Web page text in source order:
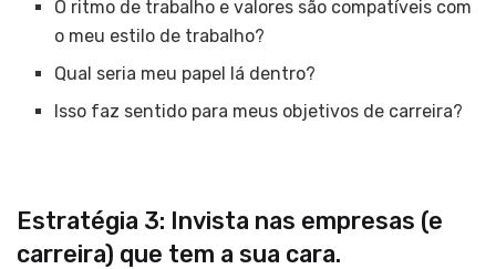
O ritmo de trabalho e valores são compatíveis com
o meu estilo de trabalho?
Qual seria meu papel lá dentro?
Isso faz sentido para meus objetivos de carreira?
Estratégia 3: Invista nas empresas (e
carreira) que tem a sua cara.